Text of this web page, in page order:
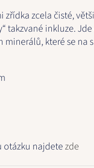
zřídka zcela čisté,
takzvané inkluze.
minerálů, které se na
najdetezde